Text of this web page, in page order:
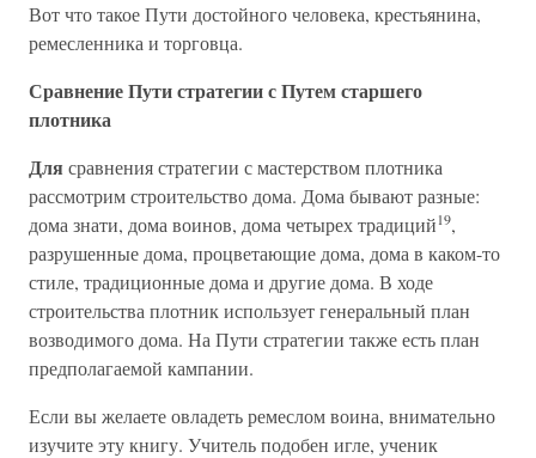
Вот что такое Пути достойного человека, крестьянина,
ремесленника и торговца.
Сравнение Пути стратегии с Путем старшего
плотника
Для сравнения стратегии с мастерством плотника
рассмотрим строительство дома. Дома бывают разные:
дома знати, дома воинов, дома четырех традиций19,
разрушенные дома, процветающие дома, дома в каком-то
стиле, традиционные дома и другие дома. В ходе
строительства плотник использует генеральный план
возводимого дома. На Пути стратегии также есть план
предполагаемой кампании.
Если вы желаете овладеть ремеслом воина, внимательно
изучите эту книгу. Учитель подобен игле, ученик